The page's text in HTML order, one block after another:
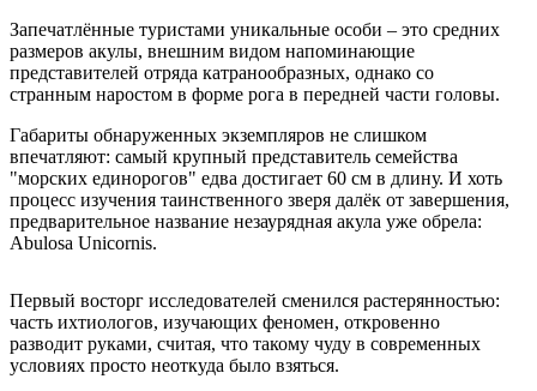
Запечатлённые туристами уникальные особи – это средних
размеров акулы, внешним видом напоминающие
представителей отряда катранообразных, однако со
странным наростом в форме рога в передней части головы.
Габариты обнаруженных экземпляров не слишком
впечатляют: самый крупный представитель семейства
"морских единорогов" едва достигает 60 см в длину. И хоть
процесс изучения таинственного зверя далёк от завершения,
предварительное название незаурядная акула уже обрела:
Abulosa Unicornis.
Первый восторг исследователей сменился растерянностью:
часть ихтиологов, изучающих феномен, откровенно
разводит руками, считая, что такому чуду в современных
условиях просто неоткуда было взяться.